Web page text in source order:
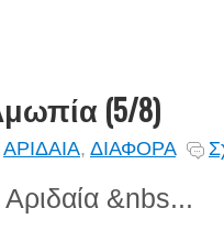
(5/8)
ΑΡΙΔΑΙΑ, ΔΙΑΦΟΡΑ
Αριδαία &nbs...